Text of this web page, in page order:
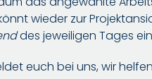
wieder zur
des jeweiligen Tages
euch bei uns, wir